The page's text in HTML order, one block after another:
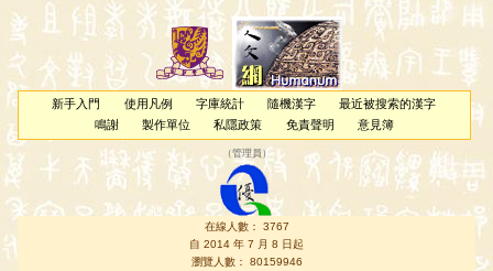
新手入門 使用凡例 字庫統計 隨機漢字
最近被搜索的漢字
鳴謝
製作單位 私隱政策 免責聲明 意見簿
（管理員 ）
在線人數： 3767
自 2014 年 7 月 8 日起
瀏覽人數： 80159946